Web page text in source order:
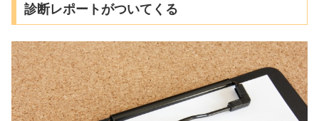
診断レポートがついてくる